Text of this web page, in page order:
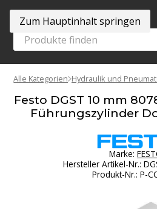
Zum Hauptinhalt springen
Alle Kategorien Hydraulik und
Festo DGST 10 mm
Führungszylinder
Marke:
Hersteller Artikel-Nr.:
Produkt-Nr.: P-